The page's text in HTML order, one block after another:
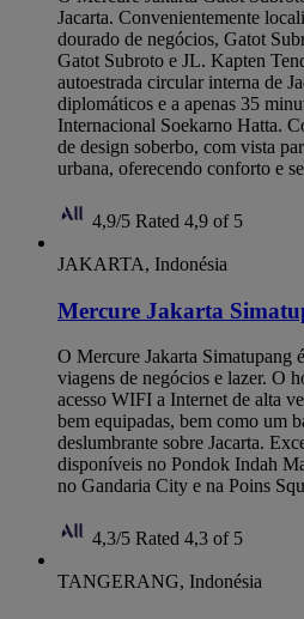
Jacarta. Convenientemente
dourado de negócios, Gatot
Gatot Subroto e JL. Kapten
autoestrada circular interna de
diplomáticos e a apenas 35
Internacional Soekarno Hatta.
de design soberbo, com vista
urbana, oferecendo conforto e
4,9/5 Rated 4,9 of 5
JAKARTA, Indonésia
Mercure Jakarta
O Mercure Jakarta Simatupang
viagens de negócios e lazer. O
acesso WIFI a Internet de alta
bem equipadas, bem como um
deslumbrante sobre Jacarta.
disponíveis no Pondok Indah
no Gandaria City e na Poins
4,3/5 Rated 4,3 of 5
TANGERANG, Indonésia